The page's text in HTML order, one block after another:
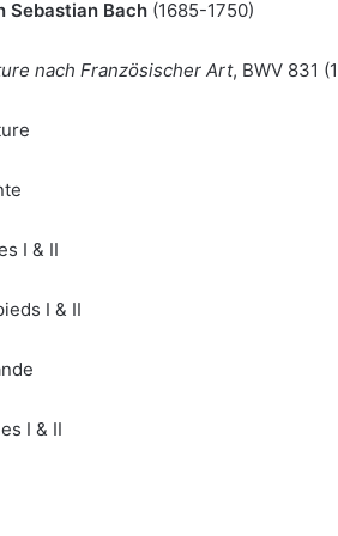
Sebastian Bach (1685-1750)
nach Französischer Art, BWV 831
I & II
I & II
I & II